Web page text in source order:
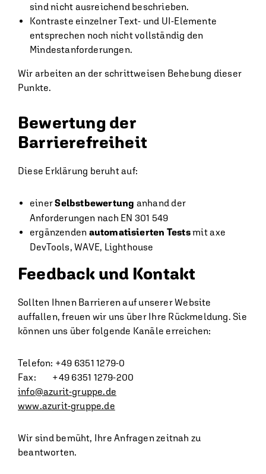
sind nicht ausreichend beschrieben.
Kontraste einzelner Text- und UI-Elemente
entsprechen noch nicht vollständig den
Mindestanforderungen.
Wir arbeiten an der schrittweisen Behebung dieser
Punkte.
Bewertung der
Barrierefreiheit
Diese Erklärung beruht auf:
einerSelbstbewertung anhand der
Anforderungen nach EN 301 549
ergänzenden automatisierten Testsmit axe
DevTools, WAVE, Lighthouse
Feedback und Kontakt
Sollten Ihnen Barrieren auf unserer Website
auffallen, freuen wir uns über Ihre Rückmeldung. Sie
können uns über folgende Kanäle erreichen:
Telefon: +49 6351 1279-0
Fax: +49 6351 1279-200
info@azurit-gruppe.de
www.azurit-gruppe.de
Wir sind bemüht, Ihre Anfragen zeitnah zu
beantworten.